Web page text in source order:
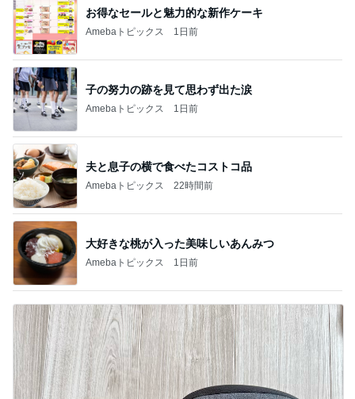
お得なセールと魅力的な新作ケーキ
Amebaトピックス 1日前
子の努力の跡を見て思わず出た涙
Amebaトピックス 1日前
夫と息子の横で食べたコストコ品
Amebaトピックス 22時間前
大好きな桃が入った美味しいあんみつ
Amebaトピックス 1日前